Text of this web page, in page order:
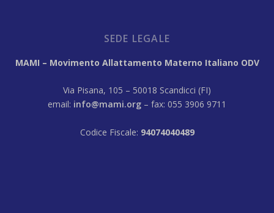
SEDE LEGALE
MAMI – Movimento Allattamento Materno Italiano ODV
Via Pisana, 105 – 50018 Scandicci (FI)
email: info@mami.org – fax: 055 3906 9711
Codice Fiscale: 94074040489